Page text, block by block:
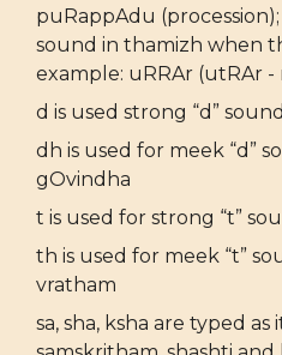
puRappAdu
sound in thamizh when
example: uRRAr (utRAr -
d is used strong “d”
dh is used for meek “d”
gOvindha
t is used for strong “t”
th is used for meek “t”
vratham
sa, sha, ksha are typed as